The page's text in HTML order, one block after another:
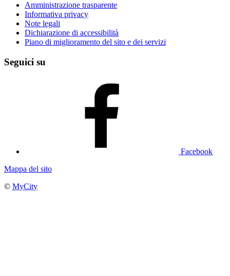
Amministrazione trasparente
Informativa privacy
Note legali
Dichiarazione di accessibilità
Piano di miglioramento del sito e dei servizi
Seguici su
Facebook
Mappa del sito
© MyCity